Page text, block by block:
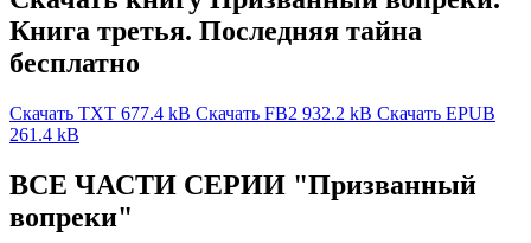
Книга третья. Последняя тайна
бесплатно
Скачать TXT 677.4 kB Скачать FB2 932.2 kB Скачать EPUB
261.4 kB
ВСЕ ЧАСТИ СЕРИИ "Призванный
вопреки"